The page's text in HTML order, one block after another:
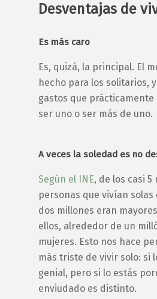
Desventajas de
Es más caro
Es, quizá, la principal. El
hecho para los solitarios,
gastos que
ser uno o ser más de uno.
A veces la soledad es no
Según el INE, de los casi 5
personas que vivían solas
dos millones eran
ellos, alrededor de un
mujeres. Esto nos hace
más triste de vivir solo: si
genial, pero si lo estás
enviudado es distinto.